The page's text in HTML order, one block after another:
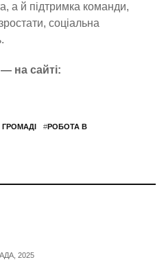
й підтримка команди,
соціальна
на сайті:
ГРОМАДІ #РОБОТА В
2025